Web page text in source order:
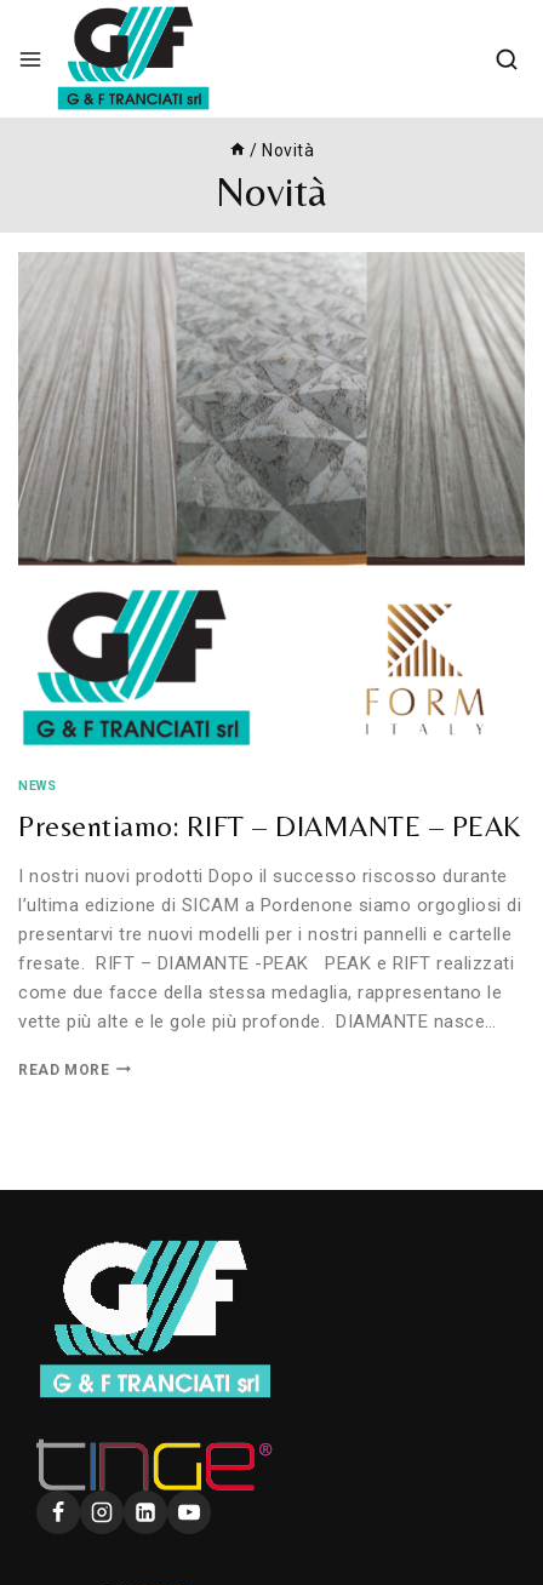
content
/ Novità
Novità
NEWS
Presentiamo: RIFT – DIAMANTE – PEAK
I nostri nuovi prodotti Dopo il successo riscosso durante
l’ultima edizione di SICAM a Pordenone siamo orgogliosi di
presentarvi tre nuovi modelli per i nostri pannelli e cartelle
fresate. RIFT – DIAMANTE -PEAK PEAK e RIFT realizzati
come due facce della stessa medaglia, rappresentano le
vette più alte e le gole più profonde. DIAMANTE nasce…
READ MOREPRESENTIAMO: